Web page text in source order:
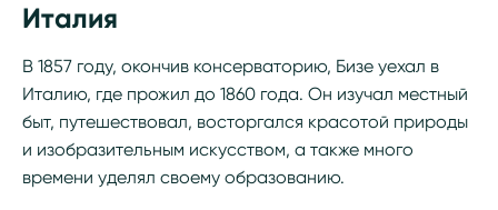
Италия
В 1857 году, окончив консерваторию, Бизе уехал в
Италию, где прожил до 1860 года. Он изучал местный
быт, путешествовал, восторгался красотой природы
и изобразительным искусством, а также много
времени уделял своему образованию.